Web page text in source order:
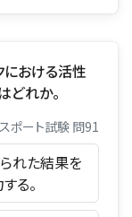
における活性
どれか。
ポート試験 問91
れた結果を
る。